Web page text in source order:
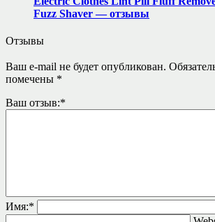
Fuzz Shaver — отзывы
Отзывы
Ваш e-mail не будет опубликован.
помечены *
Ваш отзыв:*
Имя:*